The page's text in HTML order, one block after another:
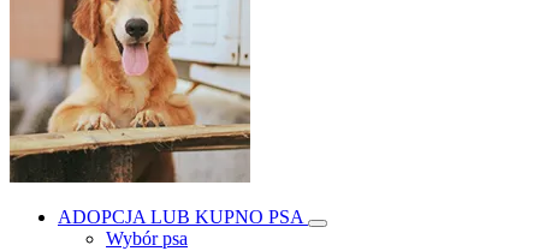
ADOPCJA LUB KUPNO PSA
Wybór psa